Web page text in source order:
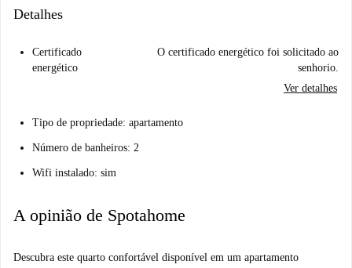
Detalhes
Certificado
energético
O certificado energético foi solicitado ao
senhorio.
Ver detalhes
Tipo de propriedade: apartamento
Número de banheiros: 2
Wifi instalado: sim
A opinião de Spotahome
Descubra este quarto confortável disponível em um apartamento